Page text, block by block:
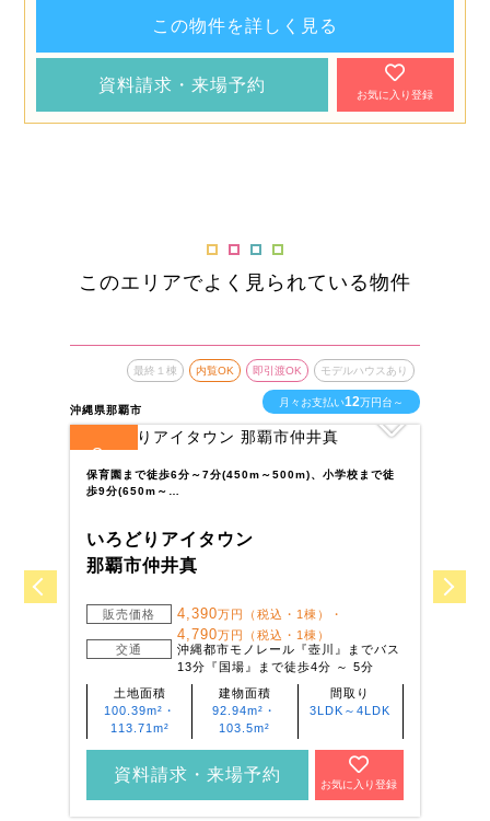
この物件を詳しく見る
資料請求・来場予約
お気に入り登録
このエリアでよく見られている物件
沖縄県那覇市
最終１棟 内覧OK 即引渡OK モデルハウスあり
月々お支払い12万円台～
8
保育園まで徒歩6分～7分(450m～500m)、小学校まで徒
歩9分(650m～…
いろどりアイタウン
那覇市仲井真
販売価格 4,390万円（税込・1棟）・
4,790万円（税込・1棟）
交通
沖縄都市モノレール『壺川』までバス
13分『国場』まで徒歩4分 ～ 5分
土地面積
100.39m²・
113.71m²
建物面積
92.94m²・
103.5m²
間取り
3LDK～4LDK
資料請求・来場予約
お気に入り登録